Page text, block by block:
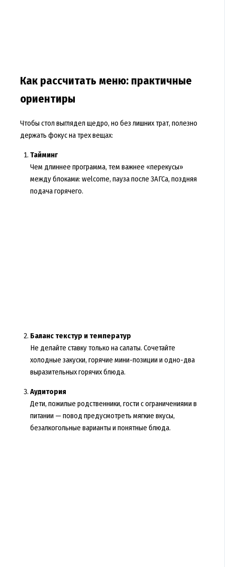
Как рассчитать меню: практичные
ориентиры
Чтобы стол выглядел щедро, но без лишних трат, полезно
держать фокус на трех вещах:
Тайминг
Чем длиннее программа, тем важнее «перекусы»
между блоками: welcome, пауза после ЗАГСа, поздняя
подача горячего.
Баланс текстур и температур
Не делайте ставку только на салаты. Сочетайте
холодные закуски, горячие мини-позиции и одно-два
выразительных горячих блюда.
Аудитория
Дети, пожилые родственники, гости с ограничениями в
питании — повод предусмотреть мягкие вкусы,
безалкогольные варианты и понятные блюда.